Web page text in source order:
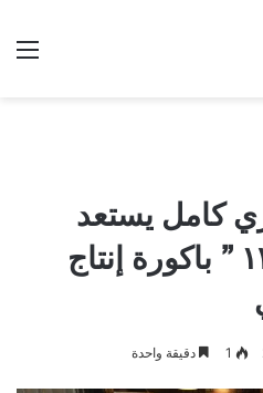
كامل يستعد
لتقديم ” العملية ١٣ ” باكورة إنتاج
1 دقيقة واحدة